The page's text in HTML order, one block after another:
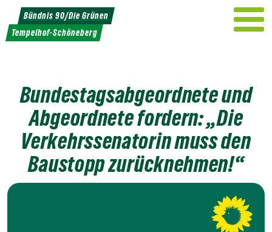
Weiter
zum
Inhalt
Bündnis 90/Die Grünen
Tempelhof-Schöneberg
Bundestagsabgeordnete und
Abgeordnete fordern: „Die
Verkehrssenatorin muss den
Baustopp zurücknehmen!“